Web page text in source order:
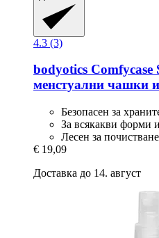
4.3 (3)
bodyotics Comfycase
менстуални чашки
Безопасен за
За всякакви форми
Лесен за почистване
€ 19,09
Доставка до 14. август